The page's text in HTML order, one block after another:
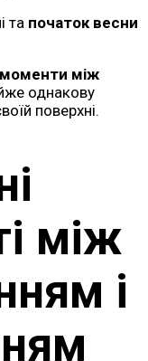
та початок весни
моменти між
однакову
поверхні.
між
і